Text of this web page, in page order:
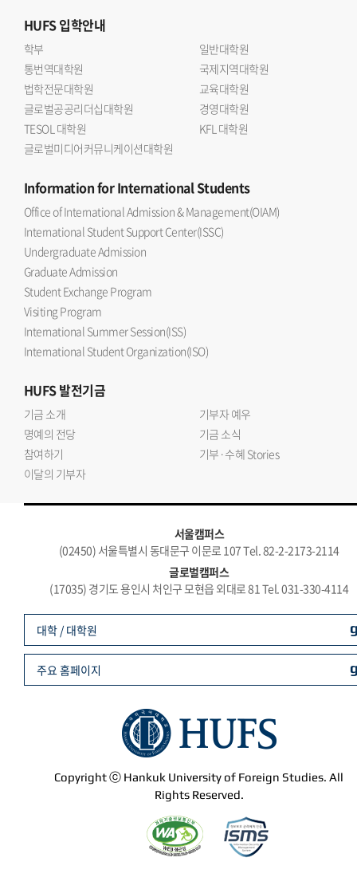
HUFS입학안내
학부
일반대학원
통번역대학원
국제지역대학원
법학전문대학원
교육대학원
글로벌공공리더십대학원
경영대학원
TESOL 대학원
KFL 대학원
글로벌미디어커뮤니케이션대학원
Informationfor International Students
Office of International Admission & Management(OIAM)
International Student Support Center(ISSC)
Undergraduate Admission
Graduate Admission
Student Exchange Program
Visiting Program
International Summer Session(ISS)
International Student Organization(ISO)
HUFS발전기금
기금 소개
기부자 예우
명예의 전당
기금 소식
참여하기
기부·수혜 Stories
이달의 기부자
서울캠퍼스
(02450) 서울특별시 동대문구 이문로 107 Tel. 82-2-2173-2114
글로벌캠퍼스
(17035) 경기도 용인시 처인구 모현읍 외대로 81 Tel. 031-330-4114
Copyright ⓒ Hankuk University of Foreign Studies. All
Rights Reserved.
대학 / 대학원
주요 홈페이지